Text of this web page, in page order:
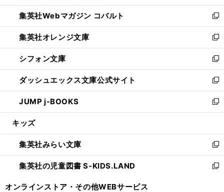
開
く
ウ
で
開
く
ン
ド
ウ
で
開
く
ウ
ィ
ン
ド
ウ
で
開
く
集英社Webマガジン コバルト
新
し
い
ウ
ィ
ン
ド
ウ
で
開
集英社オレンジ文庫
新
し
い
ウ
ィ
ン
ド
ウ
開
く
シフォン文庫
新
し
い
ウ
ィ
ン
ウ
で
開
く
ダッシュエックス文庫公式サイト
新
し
い
ウ
ン
ド
ウ
で
JUMP j-BOOKS
新
し
ウ
ィ
ン
ド
キッズ
集英社みらい文庫
新
し
い
集英社の児童図書 S-KIDS.LAND
新
オンラインストア・ その他WEBサービス